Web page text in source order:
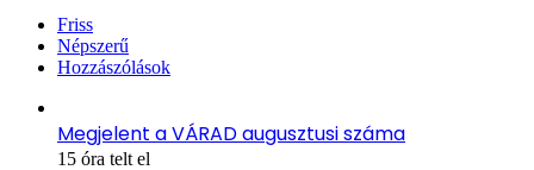
Friss
Népszerű
Hozzászólások
Megjelent a VÁRAD augusztusi száma
15 óra telt el